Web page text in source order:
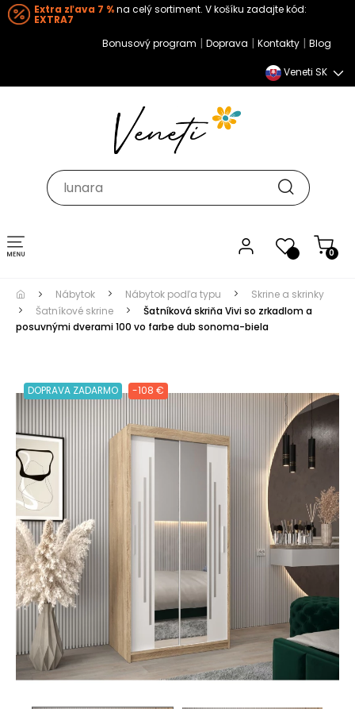
Extra zľava 7 %na celý sortiment. V košíku zadajte kód:
EXTRA7
Bonusový program | Doprava | Kontakty | Blog
Veneti SK
0
Toggle navigation
Nábytok Nábytok podľa typu
Skrine a skrinky
Šatníkové skrine
Šatníková skriňa Vivi so zrkadlom a
posuvnými dverami 100 vo farbe dub sonoma-biela
DOPRAVA ZADARMO -108 €